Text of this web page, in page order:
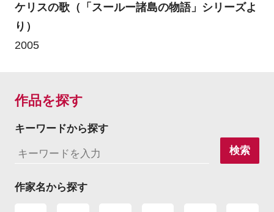
ケリスの歌（「スールー諸島の物語」シリーズよ
り）
2005
作品を探す
キーワードから探す
検索
作家名から探す